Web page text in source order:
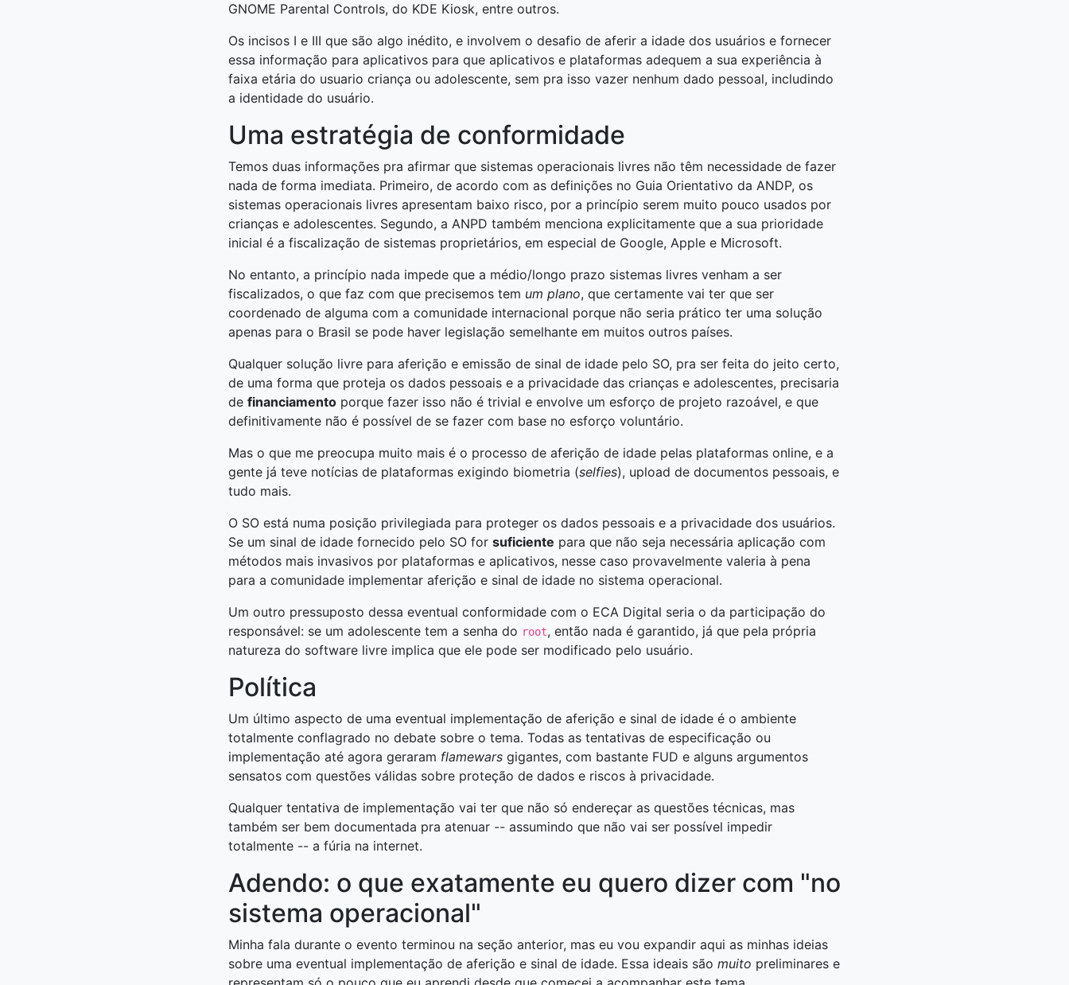
GNOME Parental Controls, do KDE Kiosk, entre outros.
Os incisos I e III que são algo inédito, e involvem o desafio de aferir a idade dos usuários e fornecer
essa informação para aplicativos para que aplicativos e plataformas adequem a sua experiência à
faixa etária do usuario criança ou adolescente, sem pra isso vazer nenhum dado pessoal, includindo
a identidade do usuário.
Uma estratégia de conformidade
Temos duas informações pra afirmar que sistemas operacionais livres não têm necessidade de fazer
nada de forma imediata. Primeiro, de acordo com as definições no Guia Orientativo da ANDP, os
sistemas operacionais livres apresentam baixo risco, por a princípio serem muito pouco usados por
crianças e adolescentes. Segundo, a ANPD também menciona explicitamente que a sua prioridade
inicial é a fiscalização de sistemas proprietários, em especial de Google, Apple e Microsoft.
No entanto, a princípio nada impede que a médio/longo prazo sistemas livres venham a ser
fiscalizados, o que faz com que precisemos tem um plano, que certamente vai ter que ser
coordenado de alguma com a comunidade internacional porque não seria prático ter uma solução
apenas para o Brasil se pode haver legislação semelhante em muitos outros países.
Qualquer solução livre para aferição e emissão de sinal de idade pelo SO, pra ser feita do jeito certo,
de uma forma que proteja os dados pessoais e a privacidade das crianças e adolescentes, precisaria
de financiamento porque fazer isso não é trivial e envolve um esforço de projeto razoável, e que
definitivamente não é possível de se fazer com base no esforço voluntário.
Mas o que me preocupa muito mais é o processo de aferição de idade pelas plataformas online, e a
gente já teve notícias de plataformas exigindo biometria (selfies), upload de documentos pessoais, e
tudo mais.
O SO está numa posição privilegiada para proteger os dados pessoais e a privacidade dos usuários.
Se um sinal de idade fornecido pelo SO for suficiente para que não seja necessária aplicação com
métodos mais invasivos por plataformas e aplicativos, nesse caso provavelmente valeria à pena
para a comunidade implementar aferição e sinal de idade no sistema operacional.
Um outro pressuposto dessa eventual conformidade com o ECA Digital seria o da participação do
responsável: se um adolescente tem a senha do root, então nada é garantido, já que pela própria
natureza do software livre implica que ele pode ser modificado pelo usuário.
Política
Um último aspecto de uma eventual implementação de aferição e sinal de idade é o ambiente
totalmente conflagrado no debate sobre o tema. Todas as tentativas de especificação ou
implementação até agora geraram flamewars gigantes, com bastante FUD e alguns argumentos
sensatos com questões válidas sobre proteção de dados e riscos à privacidade.
Qualquer tentativa de implementação vai ter que não só endereçar as questões técnicas, mas
também ser bem documentada pra atenuar -- assumindo que não vai ser possível impedir
totalmente -- a fúria na internet.
Adendo: o que exatamente eu quero dizer com "no
sistema operacional"
Minha fala durante o evento terminou na seção anterior, mas eu vou expandir aqui as minhas ideias
sobre uma eventual implementação de aferição e sinal de idade. Essa ideais são muito preliminares e